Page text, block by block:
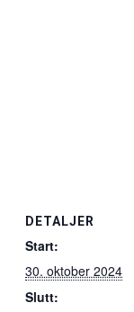
DETALJER
Start:
30. oktober 2024
Slutt: